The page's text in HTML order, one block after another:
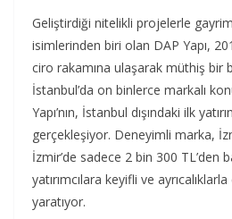
Geliştirdiği nitelikli projelerle
isimlerinden biri olan DAP Yapı,
ciro rakamına ulaşarak müthiş bir
İstanbul’da on binlerce markalı
Yapı’nın, İstanbul dışındaki ilk
gerçekleşiyor. Deneyimli marka,
İzmir’de sadece 2 bin 300 TL’den
yatırımcılara keyifli ve
yaratıyor.